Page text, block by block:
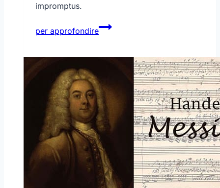
impromptus.
per approfondire
Schubert
–
(l’incompiuta)